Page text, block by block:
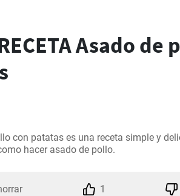
Asado de
con patatas es una receta simple y
hacer asado de pollo.
1